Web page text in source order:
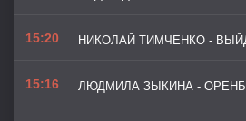
15:20
15:16